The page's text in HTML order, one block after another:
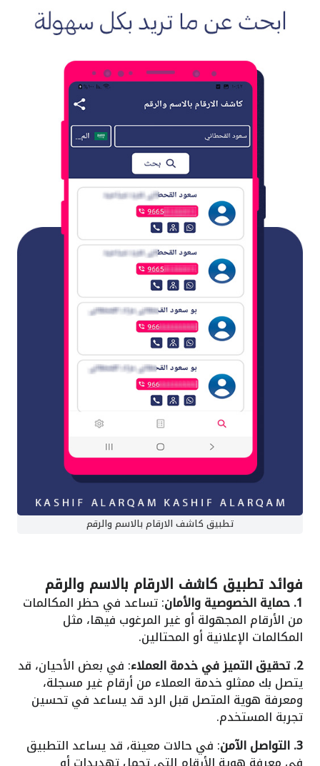
تطبيق كاشف الارقام بالاسم والرقم
فوائد تطبيق كاشف الارقام بالاسم والرقم
1. حماية الخصوصية والأمان : تساعد في حظر المكالمات
من الأرقام المجهولة أو غير المرغوب فيها، مثل
المكالمات الإعلانية أو المحتالين.
2. تحقيق التميز في خدمة العملاء
: في بعض الأحيان، قد
يتصل بك ممثلو خدمة العملاء من أرقام غير مسجلة،
ومعرفة هوية المتصل قبل الرد قد يساعد في تحسين
تجربة المستخدم.
3. التواصل الآمن
: في حالات معينة، قد يساعد التطبيق